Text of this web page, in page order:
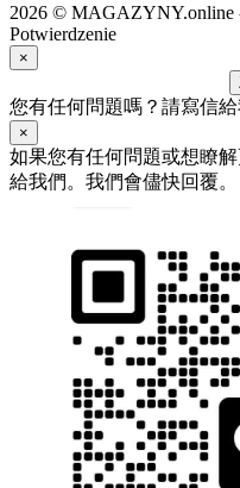
2026 © MAGAZYNY.online
Potwierdzenie
×
您有任何問題嗎？請寫信給
×
如果您有任何問題或想瞭
給我們。我們會儘快回覆。